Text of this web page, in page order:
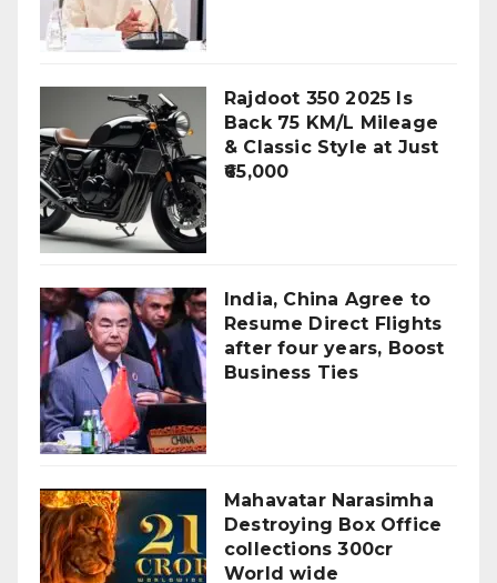
Rajdoot 350 2025 Is
Back 75 KM/L Mileage
& Classic Style at Just
₹65,000
India, China Agree to
Resume Direct Flights
after four years, Boost
Business Ties
Mahavatar Narasimha
Destroying Box Office
collections 300cr
World wide